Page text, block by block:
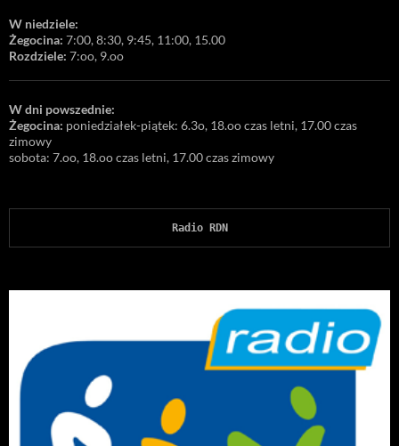
W niedziele:
Żegocina: 7:00, 8:30, 9:45, 11:00, 15.00
Rozdziele: 7:oo, 9.oo
W dni powszednie:
Żegocina: poniedziałek-piątek: 6.3o, 18.oo czas letni, 17.00 czas
zimowy
sobota: 7.oo, 18.oo czas letni, 17.00 czas zimowy
Radio RDN